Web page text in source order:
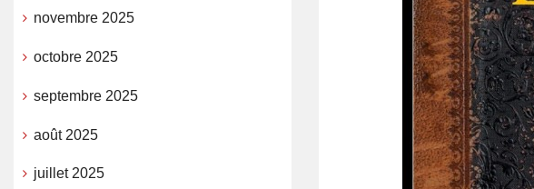
novembre 2025
octobre 2025
septembre 2025
août 2025
juillet 2025